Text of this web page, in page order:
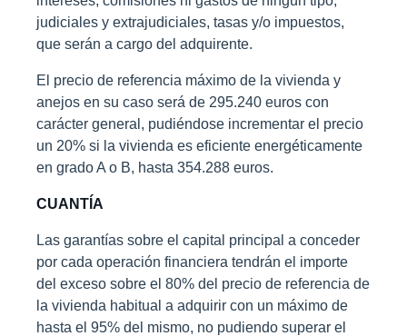
judiciales y extrajudiciales, tasas y/o impuestos,
que serán a cargo del adquirente.
El precio de referencia máximo de la vivienda y
anejos en su caso será de 295.240 euros con
carácter general, pudiéndose incrementar el precio
un 20% si la vivienda es eficiente energéticamente
en grado A o B, hasta 354.288 euros.
CUANTÍA
Las garantías sobre el capital principal a conceder
por cada operación financiera tendrán el importe
del exceso sobre el 80% del precio de referencia de
la vivienda habitual a adquirir con un máximo de
hasta el 95% del mismo, no pudiendo superar el